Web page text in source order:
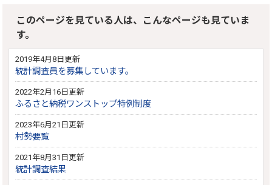
このページを見ている人は、こんなページも見ていま
す。
2019年4月8日更新
統計調査員を募集しています。
2022年2月16日更新
ふるさと納税ワンストップ特例制度
2023年6月21日更新
村勢要覧
2021年8月31日更新
統計調査結果